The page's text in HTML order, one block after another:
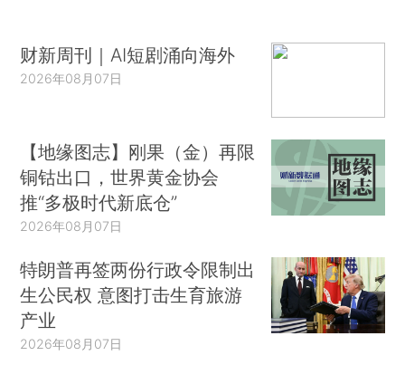
厂里的化工原料，目前还没有人来处理。地面上布
满了被炸碎的石子和焦渣，每走一段路就能看到血
王大成（化名）在响水县陈家港化工园内的污
水处理厂附近开了一家食堂，此前他没有中午午睡
的习惯，21日中午却“难得一次回家睡觉”。他家所
在的村子离化工园区约有四公里。王大成睡得正香
这么大的响声，裤子都没来得及穿就冲出家门，”他
告诉财新记者，等他反应过来，看到家里的门、窗
全部被震碎，“连框都没有了，整个村子都是这样，
门、窗还有停在家门口的车都被毁了”。据他介绍，
财新周刊｜AI短剧涌向海外
2026年08月07日
【地缘图志】刚果（金）再限
铜钴出口，世界黄金协会
推“多极时代新底仓”
2026年08月07日
特朗普再签两份行政令限制出
生公民权 意图打击生育旅游
产业
2026年08月07日